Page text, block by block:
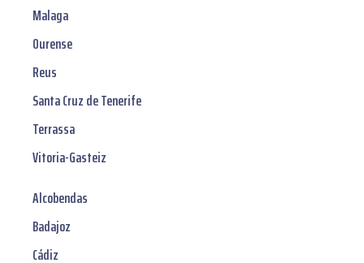
Malaga
Ourense
Reus
Santa Cruz de Tenerife
Terrassa
Vitoria-Gasteiz
Alcobendas
Badajoz
Cádiz